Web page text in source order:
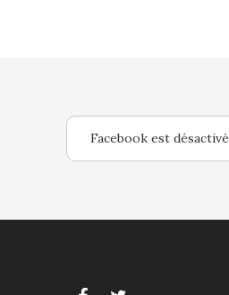
Facebook est désactivé